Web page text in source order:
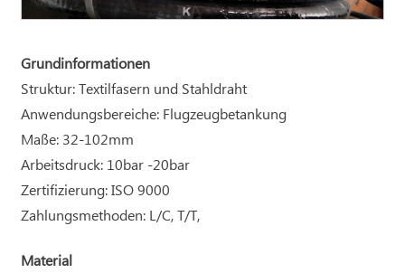
Grundinformationen
Struktur: Textilfasern und Stahldraht
Anwendungsbereiche: Flugzeugbetankung
Maße: 32-102mm
Arbeitsdruck: 10bar -20bar
Zertifizierung: ISO 9000
Zahlungsmethoden: L/C, T/T,
Material